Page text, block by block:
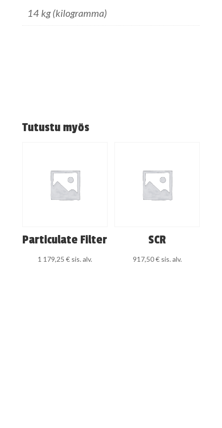
14 kg (kilogramma)
Tutustu myös
Particulate Filter
1 179,25 € sis. alv.
SCR
917,50€ sis. alv.